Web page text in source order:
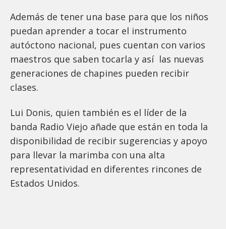
Además de tener una base para que los niños
puedan aprender a tocar el instrumento
autóctono nacional, pues cuentan con varios
maestros que saben tocarla y así las nuevas
generaciones de chapines pueden recibir
clases.
Lui Donis, quien también es el líder de la
banda Radio Viejo añade que están en toda la
disponibilidad de recibir sugerencias y apoyo
para llevar la marimba con una alta
representatividad en diferentes rincones de
Estados Unidos.